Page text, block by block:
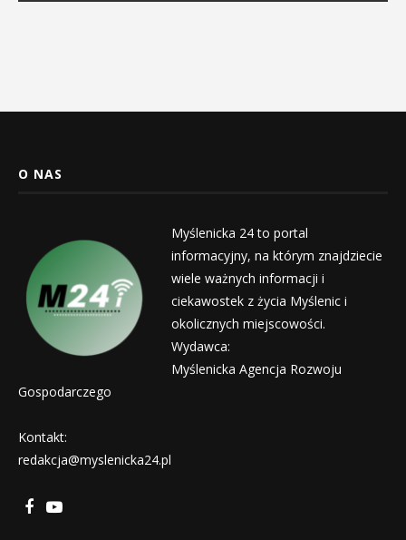
O NAS
Myślenicka 24 to portal
informacyjny, na którym znajdziecie
wiele ważnych informacji i
ciekawostek z życia Myślenic i
okolicznych miejscowości.
Wydawca:
Myślenicka Agencja Rozwoju
Gospodarczego
Kontakt:
redakcja@myslenicka24.pl